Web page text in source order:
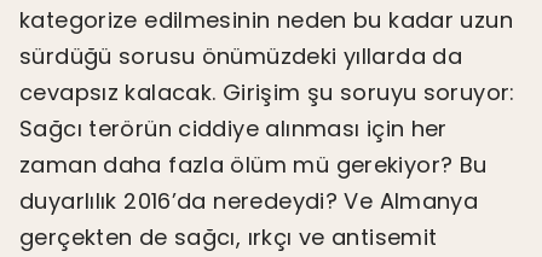
kategorize edilmesinin neden bu kadar uzun
sürdüğü sorusu önümüzdeki yıllarda da
cevapsız kalacak. Girişim şu soruyu soruyor:
Sağcı terörün ciddiye alınması için her
zaman daha fazla ölüm mü gerekiyor? Bu
duyarlılık 2016’da neredeydi? Ve Almanya
gerçekten de sağcı, ırkçı ve antisemit